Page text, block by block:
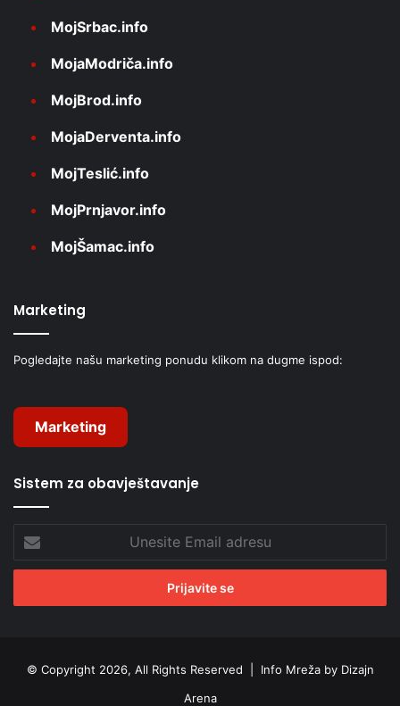
MojSrbac.info
MojaModriča.info
MojBrod.info
MojaDerventa.info
MojTeslić.info
MojPrnjavor.info
MojŠamac.info
Marketing
Pogledajte našu marketing ponudu klikom na dugme ispod:
Marketing
Sistem za obavještavanje
Email
adresu
© Copyright 2026, All Rights Reserved | Info Mreža by Dizajn
Arena